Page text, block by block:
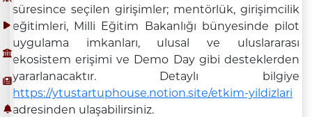
süresince seçilen girişimler; mentörlük, girişimcilik
eğitimleri, Milli Eğitim Bakanlığı bünyesinde pilot
uygulama imkanları, ulusal ve uluslararası
ekosistem erişimi ve Demo Day gibi desteklerden
yararlanacaktır. Detaylı bilgiye
https://ytustartuphouse.notion.site/etkim-yildizlari
adresinden ulaşabilirsiniz.